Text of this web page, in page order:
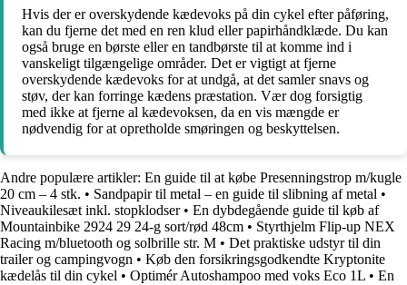
Hvis der er overskydende kædevoks på din cykel efter påføring,
kan du fjerne det med en ren klud eller papirhåndklæde. Du kan
også bruge en børste eller en tandbørste til at komme ind i
vanskeligt tilgængelige områder. Det er vigtigt at fjerne
overskydende kædevoks for at undgå, at det samler snavs og
støv, der kan forringe kædens præstation. Vær dog forsigtig
med ikke at fjerne al kædevoksen, da en vis mængde er
nødvendig for at opretholde smøringen og beskyttelsen.
Andre populære artikler: En guide til at købe Presenningstrop m/kugle
20 cm – 4 stk. • Sandpapir til metal – en guide til slibning af metal •
Niveaukilesæt inkl. stopklodser• En dybdegående guide til køb af
Mountainbike 2924 29 24-g sort/rød 48cm • Styrthjelm Flip-up NEX
Racing m/bluetooth og solbrille str. M • Det praktiske udstyr til din
trailer og campingvogn • Køb den forsikringsgodkendte Kryptonite
kædelås til din cykel • Optimér Autoshampoo med voks Eco 1L • En